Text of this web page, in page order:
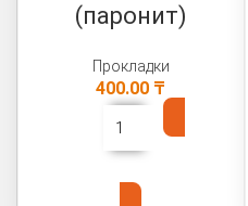
(паронит)
Прокладки
400.00 ₸